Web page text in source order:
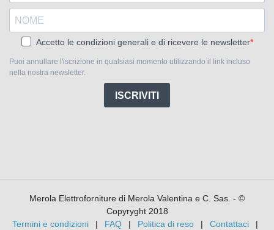
Accetto le condizioni generali e di ricevere le newsletter
Puoi annullare l'iscrizione in qualsiasi momento utilizzando il link incluso
nella nostra newsletter.
ISCRIVITI
Merola Elettroforniture di Merola Valentina e C. Sas. - ©
Copyryght 2018
Termini e condizioni
FAQ Politica di reso Contattaci